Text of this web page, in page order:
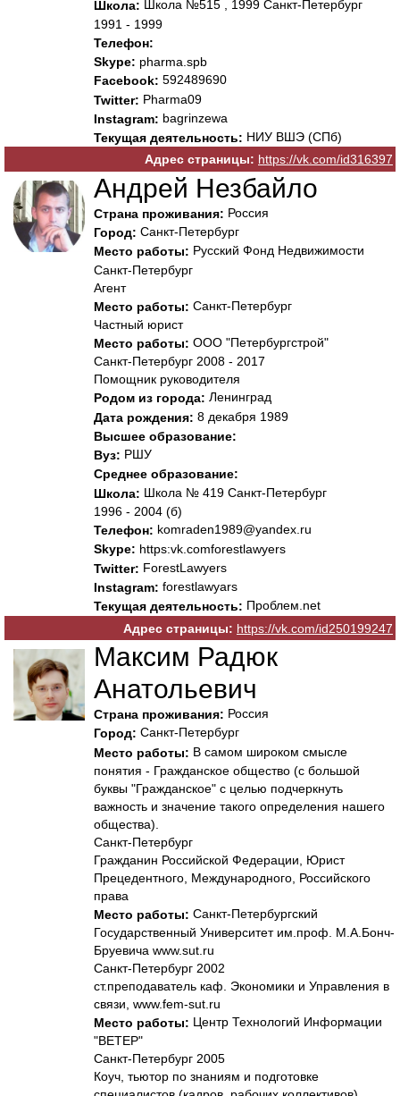
Школа: Школа №515 , 1999 Санкт-Петербург
1991 - 1999
Телефон:
Skype: pharma.spb
Facebook: 592489690
Twitter: Pharma09
Instagram: bagrinzewa
Текущая деятельность: НИУ ВШЭ (СПб)
Адрес страницы: https://vk.com/id316397
Андрей Незбайло
Страна проживания: Россия
Город: Санкт-Петербург
Место работы: Русский Фонд Недвижимости
Санкт-Петербург
Агент
Место работы: Санкт-Петербург
Частный юрист
Место работы: ООО "Петербургстрой"
Санкт-Петербург 2008 - 2017
Помощник руководителя
Родом из города: Ленинград
Дата рождения: 8 декабря 1989
Высшее образование:
Вуз: РШУ
Среднее образование:
Школа: Школа № 419 Санкт-Петербург
1996 - 2004 (б)
Телефон: komraden1989@yandex.ru
Skype: https:vk.comforestlawyers
Twitter: ForestLawyers
Instagram: forestlawyars
Текущая деятельность: Проблем.net
Адрес страницы: https://vk.com/id250199247
Максим Радюк
Анатольевич
Страна проживания: Россия
Город: Санкт-Петербург
Место работы: В самом широком смысле
понятия - Гражданское общество (с большой
буквы "Гражданское" с целью подчеркнуть
важность и значение такого определения нашего
общества).
Санкт-Петербург
Гражданин Российской Федерации, Юрист
Прецедентного, Международного, Российского
права
Место работы: Санкт-Петербургский
Государственный Университет им.проф. М.А.Бонч-
Бруевича www.sut.ru
Санкт-Петербург 2002
ст.преподаватель каф. Экономики и Управления в
связи, www.fem-sut.ru
Место работы: Центр Технологий Информации
"ВЕТЕР"
Санкт-Петербург 2005
Коуч, тьютор по знаниям и подготовке